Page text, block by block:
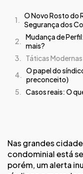
O Novo Rosto do
Segurança dos
Mudança de
mais?
Táticas
O papel do
preconceito)
Casos reais: O
Nas grandes
condominial está
porém, um alerta